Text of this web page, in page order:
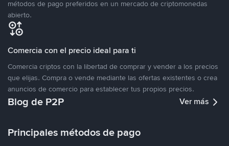
métodos de pago preferidos en un mercado de criptomonedas
abierto.
Comercia con el precio ideal para ti
Comercia criptos con la libertad de comprar y vender a los precios
que elijas. Compra o vende mediante las ofertas existentes o crea
anuncios de comercio para establecer tus propios precios.
Blog de P2P Ver más
Principales métodos de pago